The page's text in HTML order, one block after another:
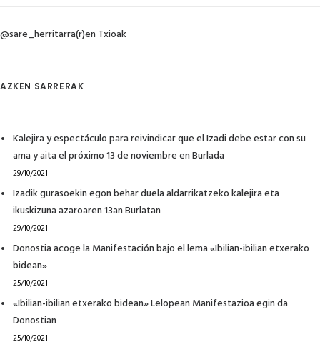
@sare_herritarra(r)en Txioak
AZKEN SARRERAK
Kalejira y espectáculo para reivindicar que el Izadi debe estar con su
ama y aita el próximo 13 de noviembre en Burlada
29/10/2021
Izadik gurasoekin egon behar duela aldarrikatzeko kalejira eta
ikuskizuna azaroaren 13an Burlatan
29/10/2021
Donostia acoge la Manifestación bajo el lema «Ibilian-ibilian etxerako
bidean»
25/10/2021
«Ibilian-ibilian etxerako bidean» Lelopean Manifestazioa egin da
Donostian
25/10/2021